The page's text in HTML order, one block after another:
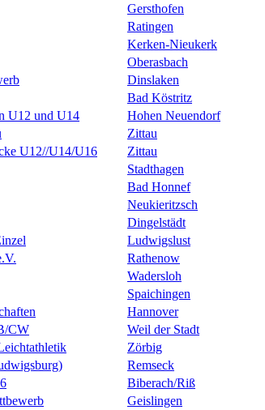
Gersthofen
Ratingen
Kerken-Nieukerk
Oberasbach
Dinslaken
Bad Köstritz
U12 und U14
Hohen Neuendorf
Zittau
U12//U14/U16
Zittau
Stadthagen
Bad Honnef
Neukieritzsch
Dingelstädt
Ludwigslust
Rathenow
Wadersloh
Spaichingen
Hannover
CW
Weil der Stadt
Zörbig
Remseck
Biberach/Riß
Geislingen